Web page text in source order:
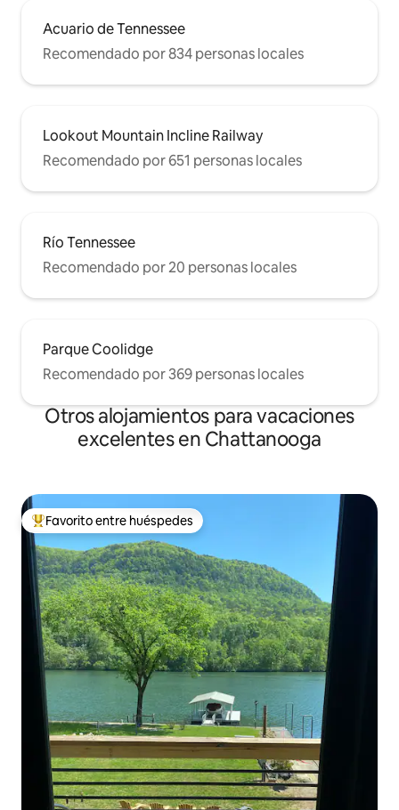
Acuario de Tennessee
Recomendado por 834 personas locales
Lookout Mountain Incline Railway
Recomendado por 651 personas locales
Río Tennessee
Recomendado por 20 personas locales
Parque Coolidge
Recomendado por 369 personas locales
Otros alojamientos para vacaciones
excelentes en Chattanooga
Favorito entre huéspedes preferido
Favorito entre huéspedes